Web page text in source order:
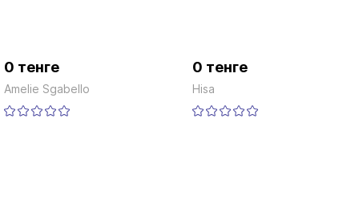
0 тенге
Amelie Sgabello
0 тенге
Hisa